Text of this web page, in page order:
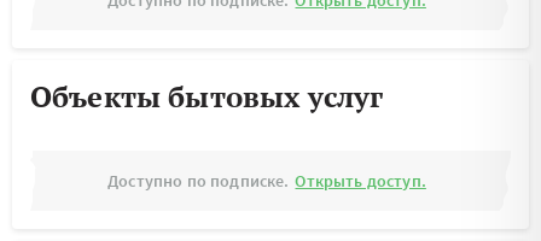
Объекты бытовых услуг
Доступно по подписке. Открыть доступ.